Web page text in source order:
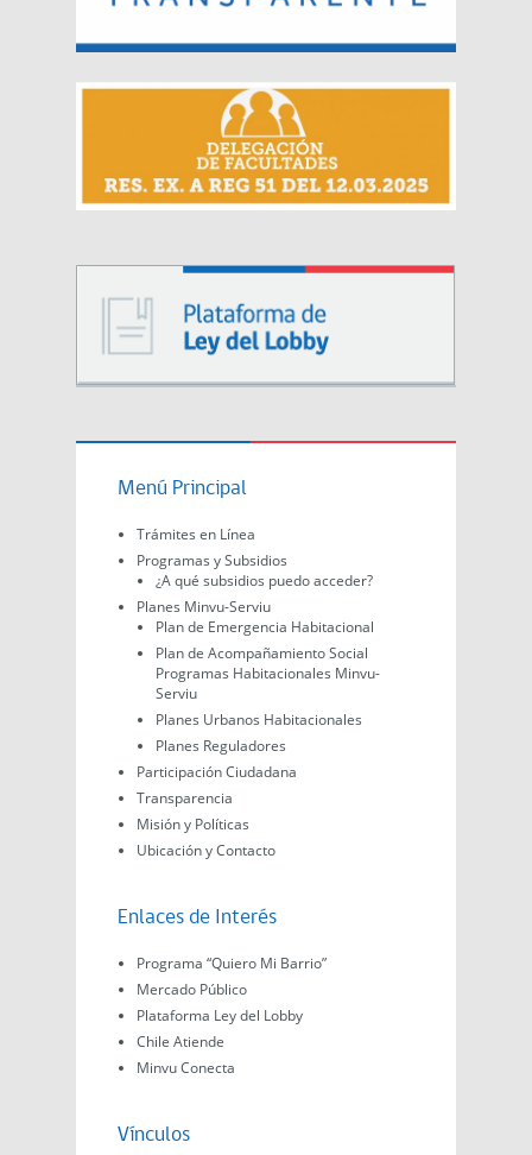
Menú Principal
Trámites en Línea
Programas y Subsidios
¿A qué subsidios puedo acceder?
Planes Minvu-Serviu
Plan de Emergencia Habitacional
Plan de Acompañamiento Social
Programas Habitacionales Minvu-
Serviu
Planes Urbanos Habitacionales
Planes Reguladores
Participación Ciudadana
Transparencia
Misión y Políticas
Ubicación y Contacto
Enlaces de Interés
Programa “Quiero Mi Barrio”
Mercado Público
Plataforma Ley del Lobby
Chile Atiende
Minvu Conecta
Vínculos